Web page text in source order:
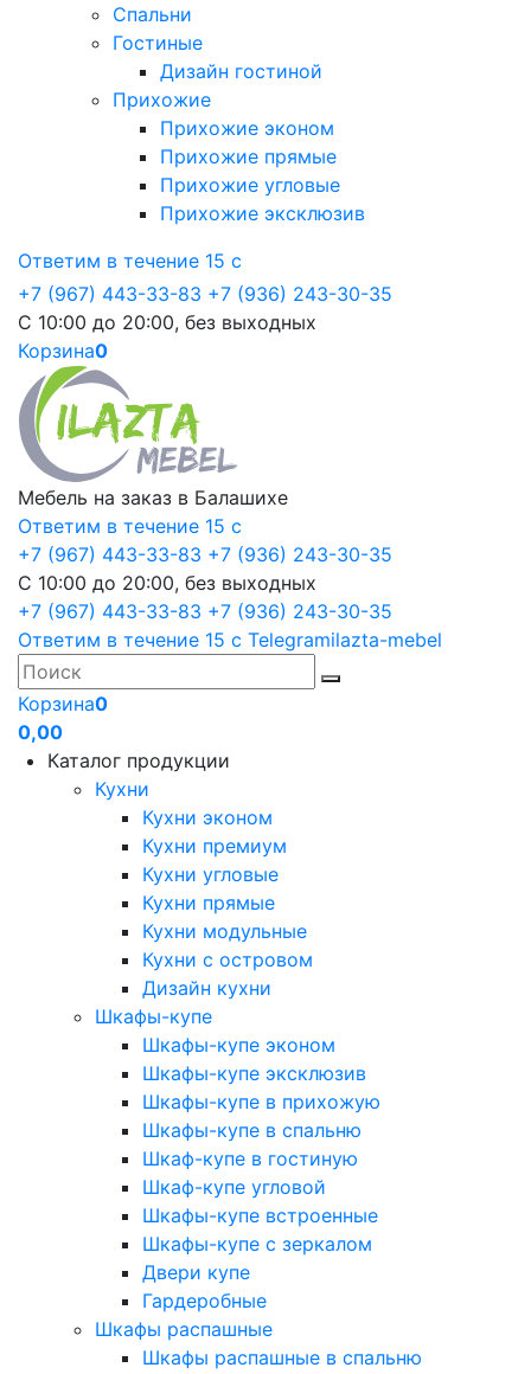
Спальни
Гостиные
Дизайн гостиной
Прихожие
Прихожие эконом
Прихожие прямые
Прихожие угловые
Прихожие эксклюзив
Ответим в течение 15 с
+7 (967) 443-33-83 +7 (936) 243-30-35
С 10:00 до 20:00, без выходных
Корзина0
Мебель на заказ в Балашихе
Ответим в течение 15 с
+7 (967) 443-33-83 +7 (936) 243-30-35
С 10:00 до 20:00, без выходных
+7 (967) 443-33-83 +7 (936) 243-30-35
Ответим в течение 15 с Telegramilazta-mebel
Корзина0
0,00
Каталог продукции
Кухни
Кухни эконом
Кухни премиум
Кухни угловые
Кухни прямые
Кухни модульные
Кухни с островом
Дизайн кухни
Шкафы-купе
Шкафы-купе эконом
Шкафы-купе эксклюзив
Шкафы-купе в прихожую
Шкафы-купе в спальню
Шкаф-купе в гостиную
Шкаф-купе угловой
Шкафы-купе встроенные
Шкафы-купе с зеркалом
Двери купе
Гардеробные
Шкафы распашные
Шкафы распашные в спальню